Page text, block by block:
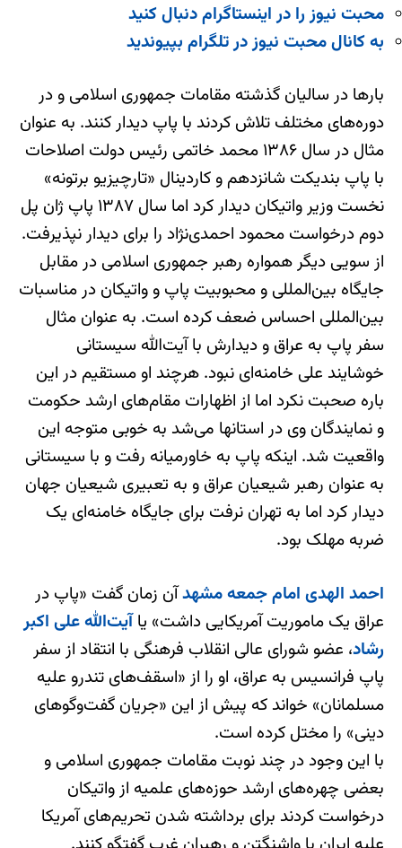
محبت نیوز را در اینستاگرام دنبال کنید
به کانال محبت نیوز در تلگرام بپیوندید
بارها در سالیان گذشته مقامات جمهوری اسلامی و در
دوره‌های مختلف تلاش کردند با پاپ دیدار کنند. به عنوان
مثال در سال ۱۳۸۶ محمد خاتمی رئیس دولت اصلاحات
با پاپ بنديکت شانزدهم و کاردينال «تارچيزيو برتونه»
نخست وزير واتيکان دیدار کرد اما سال ۱۳۸۷ پاپ ژان پل
دوم درخواست محمود احمدی‌نژاد را برای دیدار نپذیرفت.
از سویی دیگر همواره رهبر جمهوری اسلامی در مقابل
جایگاه بین‌المللی و محبوبیت پاپ و واتیکان در مناسبات
بین‌المللی احساس ضعف کرده است. به عنوان مثال
سفر پاپ به عراق و دیدارش با آیت‌الله سیستانی
خوشایند علی خامنه‌ای نبود. هرچند او مستقیم در این
باره صحبت نکرد اما از اظهارات مقام‌های ارشد حکومت
و نمایندگان وی در استانها می‌شد به خوبی متوجه این
واقعیت شد. اینکه پاپ به خاورمیانه رفت و با سیستانی
به عنوان رهبر شیعیان عراق و به تعبیری شیعیان جهان
دیدار کرد اما به تهران نرفت برای جایگاه خامنه‌ای یک
ضربه مهلک بود.
احمد الهدی امام جمعه مشهدآن زمان گفت «پاپ در
عراق یک ماموریت آمریکایی داشت» یاآیت‌الله علی اکبر
رشاد، عضو شورای عالی انقلاب فرهنگی با انتقاد از سفر
پاپ فرانسیس به عراق، او را از «اسقف‌های تندرو علیه
مسلمانان» خواند که پیش از این «جریان گفت‌وگوهای
دینی» را مختل کرده است.
با این وجود در چند نوبت مقامات جمهوری اسلامی و
بعضی چهره‌های ارشد حوزه‌های علمیه از واتیکان
درخواست کردند برای برداشته شدن تحریم‌های آمریکا